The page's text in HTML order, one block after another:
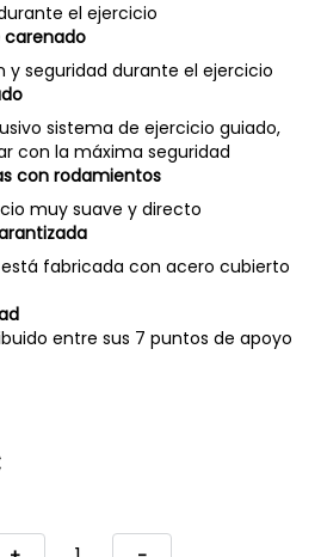
el ejercicio
y seguridad durante el ejercicio
sistema de ejercicio guiado,
con la máxima seguridad
con rodamientos
muy suave y directo
fabricada con acero cubierto
entre sus 7 puntos de apoyo